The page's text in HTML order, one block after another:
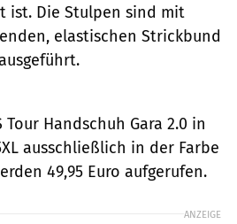
ist. Die Stulpen sind mit
elastischen Strickbund
Handschuh Gara 2.0 in
ausschließlich in der Farbe
49,95 Euro aufgerufen.
ANZEIGE